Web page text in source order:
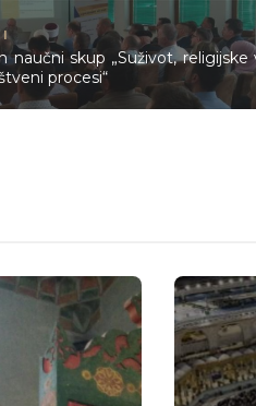
naučni skup „Suživot,
procesi“